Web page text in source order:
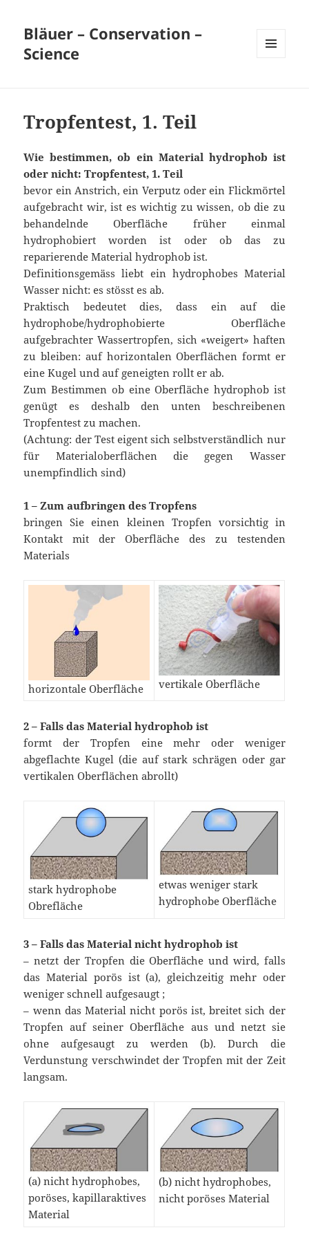
Bläuer – Conservation –
Science
Tropfentest, 1. Teil
Wie bestimmen, ob ein Material hydrophob ist
oder nicht: Tropfentest, 1. Teil
bevor ein Anstrich, ein Verputz oder ein Flickmörtel
aufgebracht wir, ist es wichtig zu wissen, ob die zu
behandelnde Oberfläche früher einmal
hydrophobiert worden ist oder ob das zu
reparierende Material hydrophob ist.
Definitionsgemäss liebt ein hydrophobes Material
Wasser nicht: es stösst es ab.
Praktisch bedeutet dies, dass ein auf die
hydrophobe/hydrophobierte Oberfläche
aufgebrachter Wassertropfen, sich «weigert» haften
zu bleiben: auf horizontalen Oberflächen formt er
eine Kugel und auf geneigten rollt er ab.
Zum Bestimmen ob eine Oberfläche hydrophob ist
genügt es deshalb den unten beschreibenen
Tropfentest zu machen.
(Achtung: der Test eigent sich selbstverständlich nur
für Materialoberflächen die gegen Wasser
unempfindlich sind)
1 – Zum aufbringen des Tropfens
bringen Sie einen kleinen Tropfen vorsichtig in
Kontakt mit der Oberfläche des zu testenden
Materials
horizontale Oberfläche vertikale Oberfläche
2 – Falls das Material hydrophob ist
formt der Tropfen eine mehr oder weniger
abgeflachte Kugel (die auf stark schrägen oder gar
vertikalen Oberflächen abrollt)
stark hydrophobe
Obrefläche
etwas weniger stark
hydrophobe Oberfläche
3 – Falls das Material nicht hydrophob ist
– netzt der Tropfen die Oberfläche und wird, falls
das Material porös ist (a), gleichzeitig mehr oder
weniger schnell aufgesaugt ;
– wenn das Material nicht porös ist, breitet sich der
Tropfen auf seiner Oberfläche aus und netzt sie
ohne aufgesaugt zu werden (b). Durch die
Verdunstung verschwindet der Tropfen mit der Zeit
langsam.
(a) nicht hydrophobes,
poröses, kapillaraktives
Material
(b) nicht hydrophobes,
nicht poröses Material